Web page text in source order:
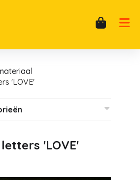
'LOVE'
'LOVE'